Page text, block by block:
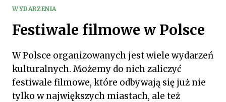
WYDARZENIA
Festiwale filmowe w Polsce
W Polsce organizowanych jest wiele wydarzeń
kulturalnych. Możemy do nich zaliczyć
festiwale filmowe, które odbywają się już nie
tylko w największych miastach, ale też